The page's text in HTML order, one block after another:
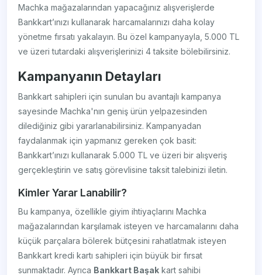
Machka mağazalarından yapacağınız alışverişlerde
Bankkart’ınızı kullanarak harcamalarınızı daha kolay
yönetme fırsatı yakalayın. Bu özel kampanyayla, 5.000 TL
ve üzeri tutardaki alışverişlerinizi 4 taksite bölebilirsiniz.
Kampanyanın Detayları
Bankkart sahipleri için sunulan bu avantajlı kampanya
sayesinde Machka'nın geniş ürün yelpazesinden
dilediğiniz gibi yararlanabilirsiniz. Kampanyadan
faydalanmak için yapmanız gereken çok basit:
Bankkart’ınızı kullanarak 5.000 TL ve üzeri bir alışveriş
gerçekleştirin ve satış görevlisine taksit talebinizi iletin.
Kimler Yarar Lanabilir?
Bu kampanya, özellikle giyim ihtiyaçlarını Machka
mağazalarından karşılamak isteyen ve harcamalarını daha
küçük parçalara bölerek bütçesini rahatlatmak isteyen
Bankkart kredi kartı sahipleri için büyük bir fırsat
sunmaktadır. Ayrıca Bankkart Başak kart sahibi